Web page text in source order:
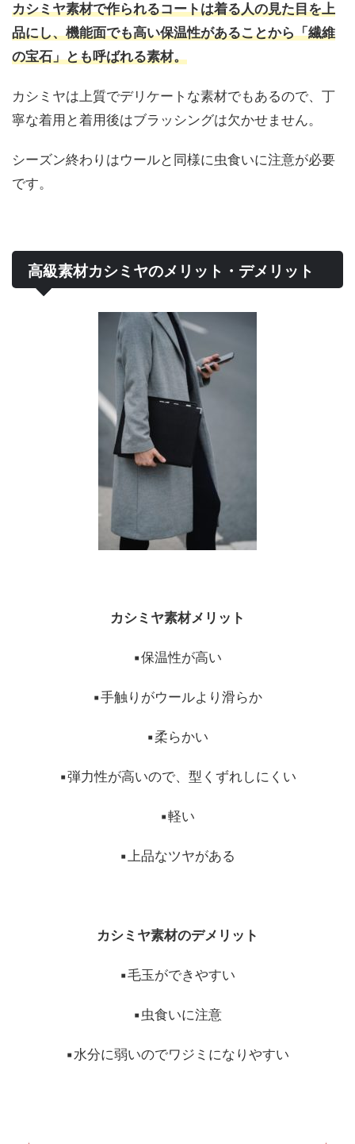
カシミヤ素材で作られるコートは着る人の見た目を上
品にし、機能面でも高い保温性があることから「繊維
の宝石」とも呼ばれる素材。
カシミヤは上質でデリケートな素材でもあるので、丁
寧な着用と着用後はブラッシングは欠かせません。
シーズン終わりはウールと同様に虫食いに注意が必要
です。
高級素材カシミヤのメリット・デメリット
カシミヤ素材メリット
▪︎保温性が高い
▪︎手触りがウールより滑らか
▪︎柔らかい
▪︎弾力性が高いので、型くずれしにくい
▪︎軽い
▪︎上品なツヤがある
カシミヤ素材のデメリット
▪︎毛玉ができやすい
▪︎虫食いに注意
▪︎水分に弱いのでワジミになりやすい